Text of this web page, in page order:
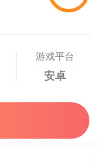
游戏平台
安卓